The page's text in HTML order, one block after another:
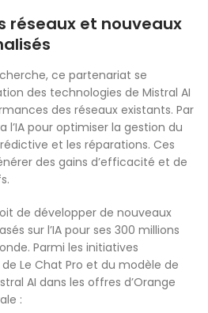
réseaux et nouveaux
ce partenariat se
des technologies de Mistral AI
des réseaux existants. Par
l’IA pour optimiser la gestion du
et les réparations. Ces
des gains d’efficacité et de
de développer de nouveaux
sur l’IA pour ses 300 millions
Parmi les initiatives
Le Chat Pro et du modèle de
AI dans les offres d’Orange
: